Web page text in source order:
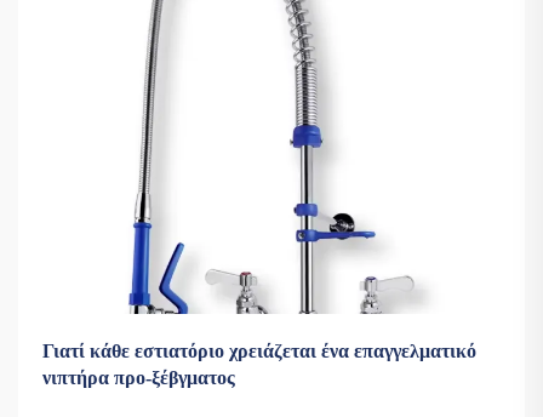
Γιατί κάθε εστιατόριο χρειάζεται ένα επαγγελματικό
νιπτήρα προ-ξέβγματος